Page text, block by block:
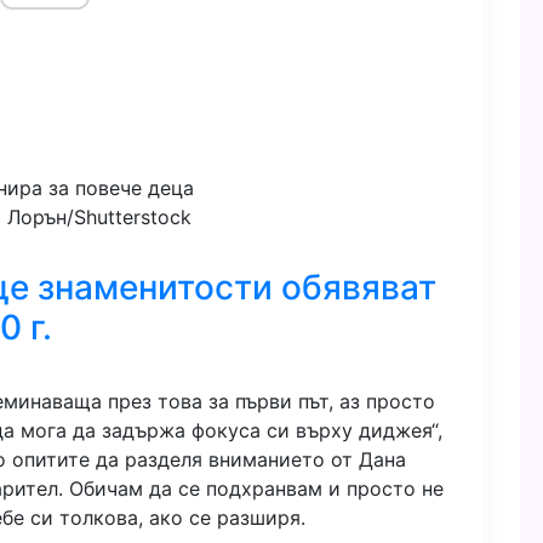
Лорън/Shutterstock
знаменитости обявяват
г.
през това за първи път, аз просто
мога да задържа фокуса си върху диджея“,
да разделя вниманието от Дана
Обичам да се подхранвам и просто не
си толкова, ако се разширя.